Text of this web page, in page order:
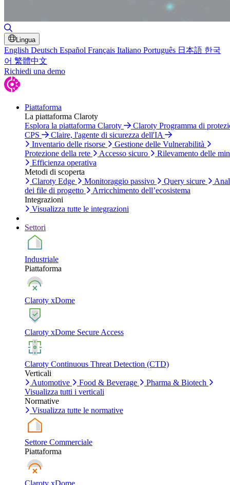
Lingua
English Deutsch Español Français Italiano Português 日本語 한국
어 繁體中文
Richiedi una demo
Piattaforma
La piattaforma Claroty
Esplora la piattaforma Claroty
Claroty Programma di
CPS
Claire, l'agente di sicurezza dell'IA
Inventario delle risorse
Gestione delle Vulnerabilità
Protezione della rete
Accesso sicuro
Rilevamento delle
Efficienza operativa
Metodi di scoperta
Claroty Edge
Monitoraggio passivo Query sicure
dei file di progetto
Arricchimento dell’ecosistema
Integrazioni
Visualizza tutte le integrazioni
Settori
Industriale
Piattaforma
Claroty xDome
Claroty xDome Secure Access
Claroty Continuous Threat Detection (CTD)
Verticali
Automotive
Food & Beverage
Pharma & Biotech
Visualizza tutti i verticali
Normative
Visualizza tutte le normative
Settore Commerciale
Piattaforma
Claroty xDome